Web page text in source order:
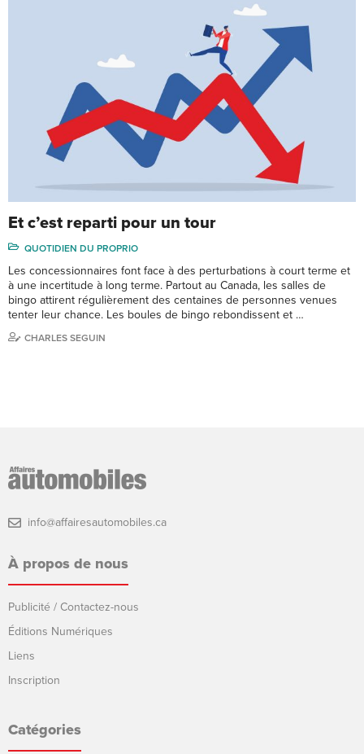
Et c’est reparti pour un tour
QUOTIDIEN DU PROPRIO
Les concessionnaires font face à des perturbations à court terme et
à une incertitude à long terme. Partout au Canada, les salles de
bingo attirent régulièrement des centaines de personnes venues
tenter leur chance. Les boules de bingo rebondissent et …
CHARLES SEGUIN
info@affairesautomobiles.ca
À propos de nous
Publicité / Contactez-nous
Éditions Numériques
Liens
Inscription
Catégories